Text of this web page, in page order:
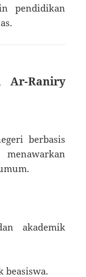
pendidikan
Ar-Raniry
berbasis
akademik
beasiswa.